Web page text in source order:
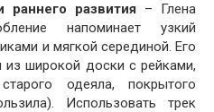
раннего развития – Глена
напоминает узкий
и мягкой серединой. Его
широкой доски с рейками,
одеяла, покрытого
Использовать трек